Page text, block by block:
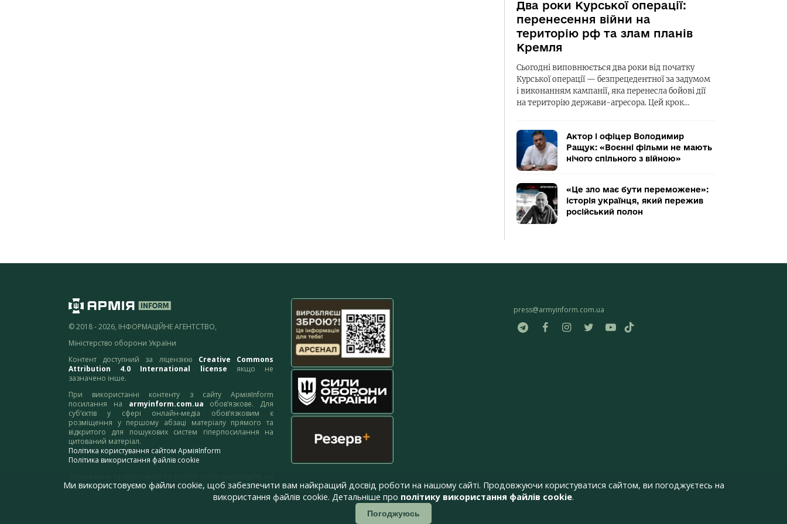
Два роки Курської операції:
перенесення війни на
територію рф та злам планів
Кремля
Сьогодні виповнюється два роки від початку
Курської операції — безпрецедентної за задумом
і виконанням кампанії, яка перенесла бойові дії
на територію держави-агресора. Цей крок…
Актор і офіцер Володимир
Ращук: «Воєнні фільми не мають
нічого спільного з війною»
«Це зло має бути переможене»:
історія українця, який пережив
російський полон
© 2018 - 2026, ІНФОРМАЦІЙНЕ АГЕНТСТВО,
Міністерство оборони України
Контент доступний за ліцензією Creative Commons
Attribution 4.0 International license якщо не
зазначено інше.
При використанні контенту з сайту АрміяInform
посилання на armyinform.com.ua обов’язкове. Для
суб’єктів у сфері онлайн-медіа обов’язковим є
розміщення у першому абзаці матеріалу прямого та
відкритого для пошукових систем гіперпосилання на
цитований матеріал.
Політика користування сайтом АрміяInform
Політика використання файлів cookie
адресу:webmaster@armyinform.com.ua
press@armyinform.com.ua
Ми використовуємо файли cookie, щоб забезпечити вам найкращий досвід роботи на нашому сайті. Продовжуючи користуватися сайтом, ви погоджуєтесь на
використання файлів cookie. Детальніше про політику використання файлів cookie.
Погоджуюсь